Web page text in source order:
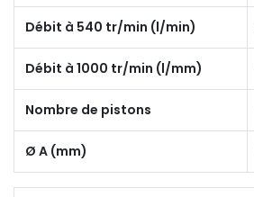
Débit à 540 tr/min (l/min)
Débit à 1000 tr/min (l/mm)
Nombre de pistons
Ø A (mm)